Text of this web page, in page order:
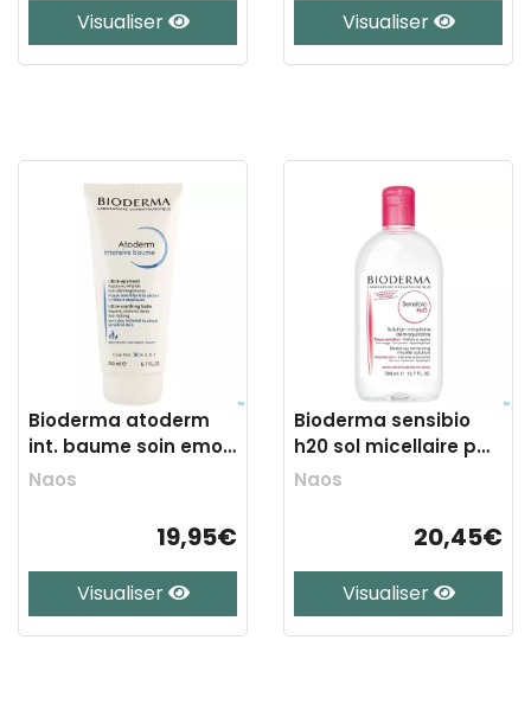
Visualiser Visualiser
Bioderma atoderm
int. baume soin emoll
apais.200ml
Naos
19,95€
Visualiser
Bioderma sensibio
h20 sol micellaire p
sens. 500ml
Naos
20,45€
Visualiser